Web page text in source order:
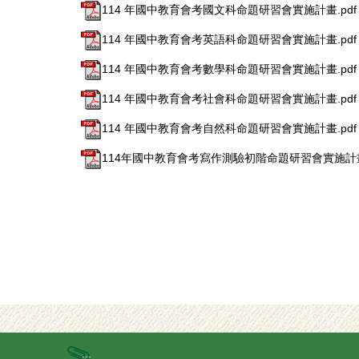
114 年國中教育會考國文科命題研習會實施計畫.pdf
114 年國中教育會考英語科命題研習會實施計畫.pdf
114 年國中教育會考數學科命題研習會實施計畫.pdf
114 年國中教育會考社會科命題研習會實施計畫.pdf
114 年國中教育會考自然科命題研習會實施計畫.pdf
114年國中教育會考寫作測驗初階命題研習會實施